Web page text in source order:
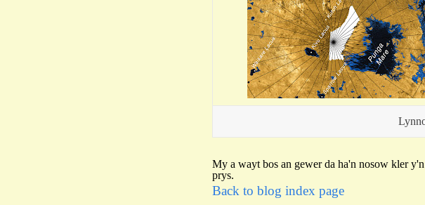
My a wayt bos an gewer da ha'n nosow kler
prys.
Back to blog index page